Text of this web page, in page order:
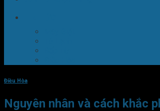
Điều Hòa
Nguyên nhân và cách khắc